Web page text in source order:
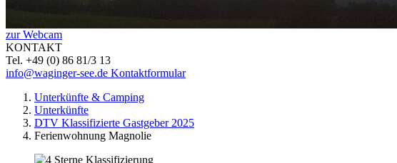
zur Webcam
KONTAKT
Tel. +49 (0) 86 81/3 13
info@waginger-see.de Kontaktformular
Unterkünfte & Camping
Unterkünfte
DTV Klassifizierte Gastgeber 2025
Ferienwohnung Magnolie